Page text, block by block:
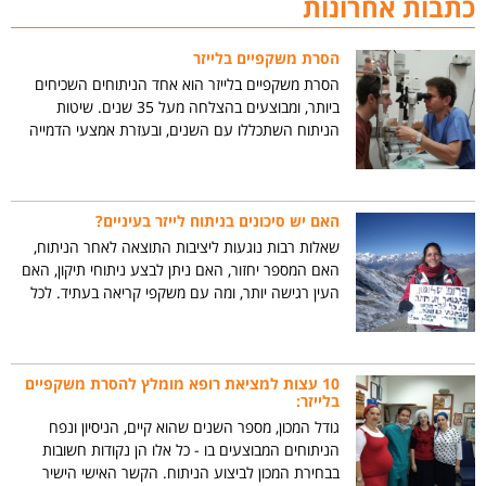
הסרת משקפיים בלייזר
הסרת משקפיים בלייזר הוא אחד הניתוחים השכיחים
ביותר, ומבוצעים בהצלחה מעל 35 שנים. שיטות
הניתוח השתכללו עם השנים, ובעזרת אמצעי הדמייה
לבטוחים ומדוייקים.
האם יש סיכונים בניתוח לייזר בעיניים?
שאלות רבות נוגעות ליציבות התוצאה לאחר הניתוח,
האם המספר יחזור, האם ניתן לבצע ניתוחי תיקון, האם
העין רגישה יותר, ומה עם משקפי קריאה בעתיד. לכל
שנים.
10 עצות למציאת רופא מומלץ להסרת משקפיים
בלייזר:
גודל המכון, מספר השנים שהוא קיים, הניסיון ונפח
הניתוחים המבוצעים בו - כל אלו הן נקודות חשובות
בבחירת המכון לביצוע הניתוח. הקשר האישי הישיר